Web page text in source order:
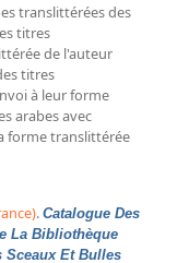
translittérées des
titres
de l'auteur
titres
à leur forme
arabes avec
forme translittérée
. Catalogue Des
La Bibliothèque
Sceaux Et Bulles